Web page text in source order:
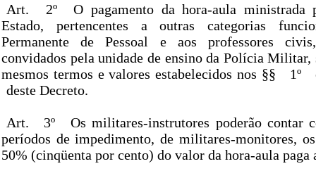
Art. 2º
O pagamento da hora-aula ministrada
Estado, pertencentes a outras categorias
Permanente de Pessoal e aos professores
convidados pela unidade de ensino da Polícia Militar,
mesmos termos e valores estabelecidos nos §§
1º
deste Decreto.
Art. 3º
Os militares-instrutores poderão contar
períodos de impedimento, de militares-monitores,
50% (cinqüenta por cento) do valor da hora-aula paga